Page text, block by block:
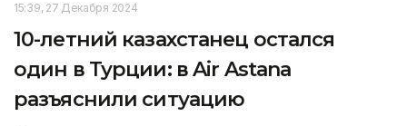
15:39, 27 Декабря 2024
10-летний казахстанец остался
один в Турции: в Air Astana
разъяснили ситуацию